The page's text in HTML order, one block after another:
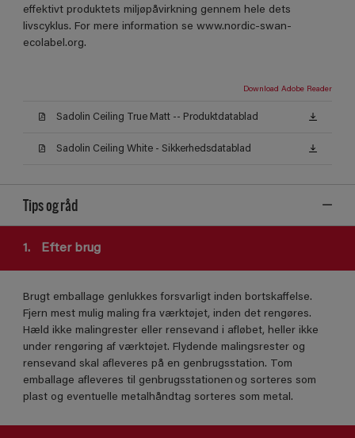
effektivt produktets miljøpåvirkning gennem hele dets
livscyklus. For mere information se www.nordic-swan-
ecolabel.org.
Download Adobe Reader
Sadolin Ceiling True Matt -- Produktdatablad
Sadolin Ceiling White - Sikkerhedsdatablad
Tips og råd
1. Efter brug
Brugt emballage genlukkes forsvarligt inden bortskaffelse.
Fjern mest mulig maling fra værktøjet, inden det rengøres.
Hæld ikke malingrester eller rensevand i afløbet, heller ikke
under rengøring af værktøjet. Flydende malingsrester og
rensevand skal afleveres på en genbrugsstation. Tom
emballage afleveres til genbrugsstationen og sorteres som
plast og eventuelle metalhåndtag sorteres som metal.